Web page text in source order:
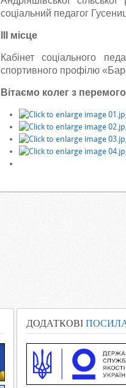
соціальний педагог
ІІІ місце
Кабінет соціального
спортивного профілю
Вітаємо колег з
ДОДАТКОВІ